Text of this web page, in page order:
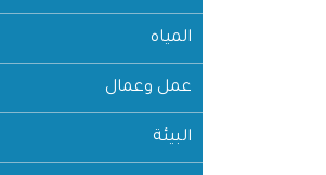
المياه
عمل وعمال
البيئة